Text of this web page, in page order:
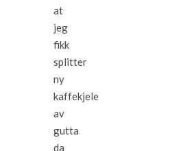
at
jeg
fikk
splitter
ny
kaffekjele
av
gutta
da